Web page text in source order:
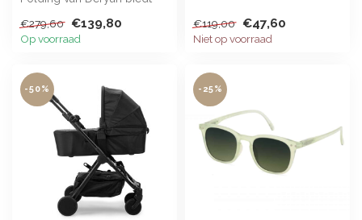
baby te v...
€279,60 €139,80
Op voorraad
€119,00 €47,60
Niet op voorraad
-50% -25%